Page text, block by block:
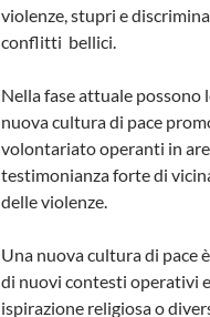
violenze, stupri e
conflitti bellici.
Nella fase attuale possono
nuova cultura di pace
volontariato operanti in
testimonianza forte di
delle violenze.
Una nuova cultura di pace
di nuovi contesti operativi
ispirazione religiosa o